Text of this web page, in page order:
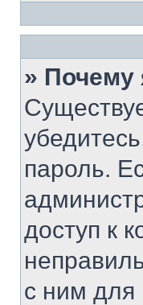
» Почему
пароль.
доступ к
с ним для